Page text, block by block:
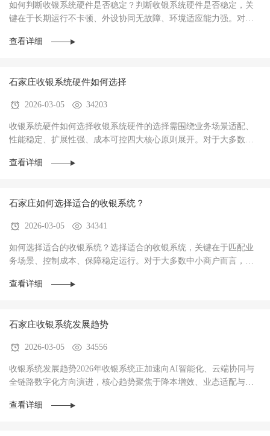
如何判断收银系统硬件是否稳定？判断收银系统硬件是否稳定，关
键在于‌长期运行不卡顿、外设协同无故障、环境适应能力强‌。对于
查看详细
石家庄收银系统硬件如何选择
2026-03-05 34203
收银系统硬件如何选择收银系统硬件的选择需围绕‌业务场景适配、
性能稳定、扩展性强、成本可控‌四大核心原则展开。对于大多数商
查看详细
石家庄如何选择适合的收银系统？
2026-03-05 34341
如何选择适合的收银系统？选择适合的收银系统，关键在于‌匹配业
务场景、控制成本、保障稳定运行‌。对于大多数中小商户而言，优
查看详细
石家庄收银系统发展趋势
2026-03-05 34556
收银系统发展趋势2026年收银系统正加速向AI智能化、云端协同与
全链路数字化方向演进，核心趋势聚焦于‌降本增效、业态适配与数
查看详细